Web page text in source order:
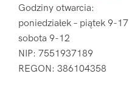
Godziny otwarcia:
poniedziałek – piątek 9-17
sobota 9-12
NIP: 7551937189
REGON: 386104358